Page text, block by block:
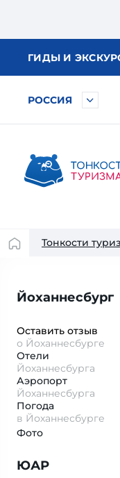
ГИДЫ И
РОССИЯ
Тонкости
Йоханнесбург
Оставить отзыв
о Йоханнесбурге
Отели
Йоханнесбурга
Аэропорт
Йоханнесбурга
Погода
в Йоханнесбурге
Фото
ЮАР